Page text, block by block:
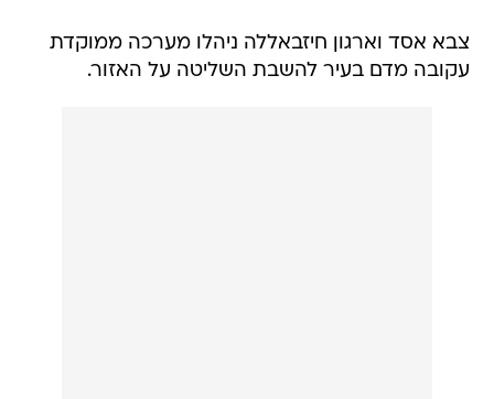
צבא אסד וארגון חיזבאללה ניהלו מערכה ממוקדת
עקובה מדם בעיר להשבת השליטה על האזור.